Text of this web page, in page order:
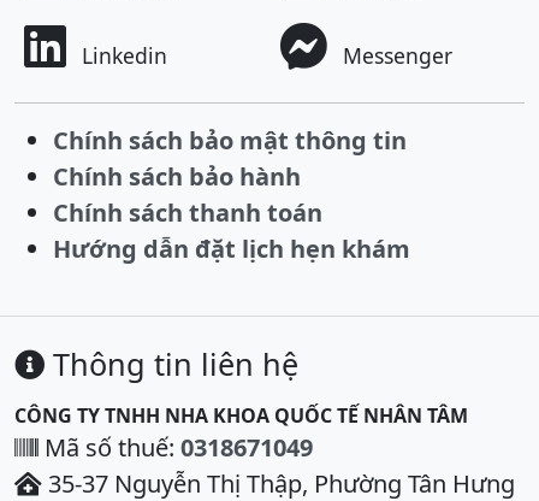
Linkedin Messenger
Chính sách bảo mật thông tin
Chính sách bảo hành
Chính sách thanh toán
Hướng dẫn đặt lịch hẹn khám
Thông tin liên hệ
CÔNG TY TNHH NHA KHOA QUỐC TẾ NHÂN TÂM
Mã số thuế: 0318671049
35-37 Nguyễn Thị Thập, Phường Tân Hưng